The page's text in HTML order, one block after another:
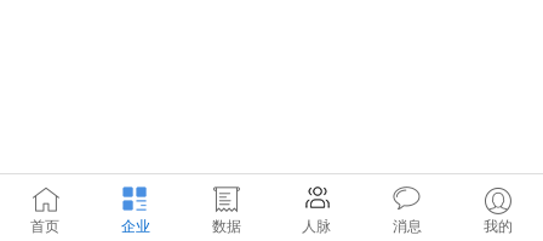
首页 企业 数据 人脉 消息 我的